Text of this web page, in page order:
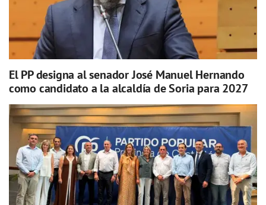
El PP designa al senador José Manuel Hernando
como candidato a la alcaldía de Soria para 2027